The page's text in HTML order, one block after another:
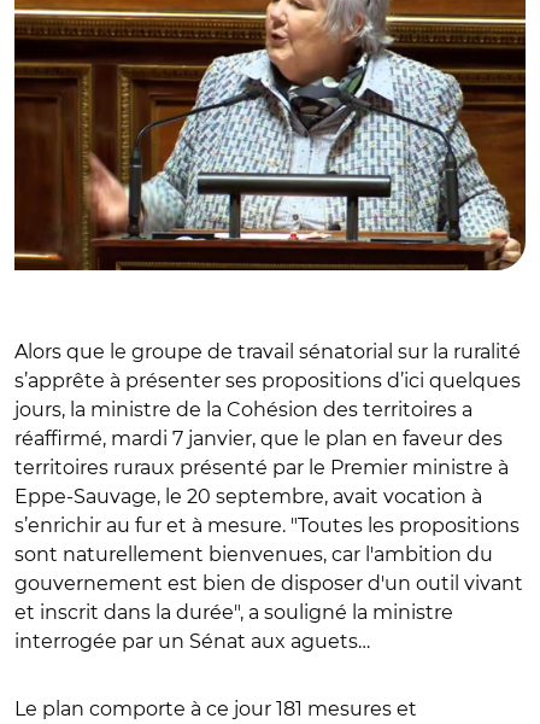
Alors que le groupe de travail sénatorial sur la ruralité
s’apprête à présenter ses propositions d’ici quelques
jours, la ministre de la Cohésion des territoires a
réaffirmé, mardi 7 janvier, que le plan en faveur des
territoires ruraux présenté par le Premier ministre à
Eppe-Sauvage, le 20 septembre, avait vocation à
s’enrichir au fur et à mesure. "Toutes les propositions
sont naturellement bienvenues, car l'ambition du
gouvernement est bien de disposer d'un outil vivant
et inscrit dans la durée", a souligné la ministre
interrogée par un Sénat aux aguets…
Le plan comporte à ce jour 181 mesures et